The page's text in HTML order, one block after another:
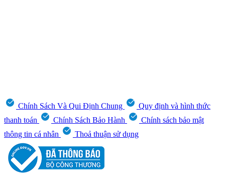
Chính Sách Và Qui Định Chung
Quy định và hình thức
thanh toán
Chính Sách Bảo Hành
Chính sách bảo mật
thông tin cá nhân
Thoả thuận sử dụng